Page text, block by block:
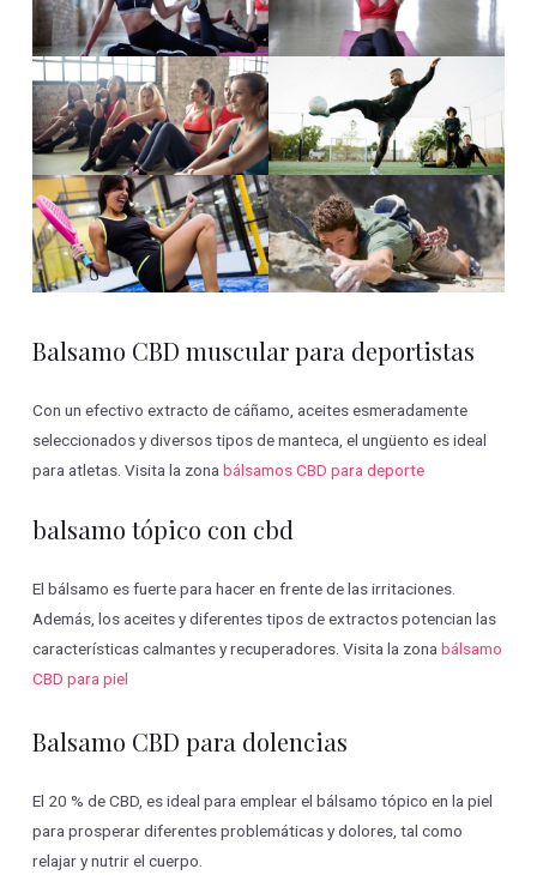
Balsamo CBD muscular para deportistas
Con un efectivo extracto de cáñamo, aceites esmeradamente
seleccionados y diversos tipos de manteca, el ungüento es ideal
para atletas. Visita la zonabálsamos CBD para deporte
balsamo tópico con cbd
El bálsamo es fuerte para hacer en frente de las irritaciones.
Además, los aceites y diferentes tipos de extractos potencian las
características calmantes y recuperadores. Visita la zonabálsamo
CBD para piel
Balsamo CBD para dolencias
El 20 % de CBD, es ideal para emplear el bálsamo tópico en la piel
para prosperar diferentes problemáticas y dolores, tal como
relajar y nutrir el cuerpo.